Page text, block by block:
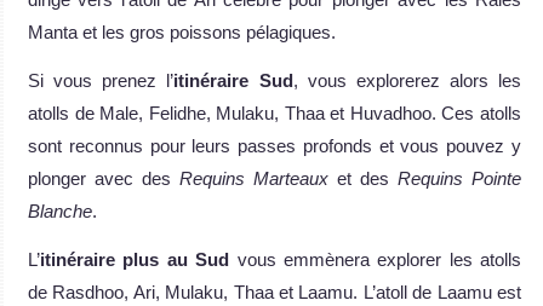
Manta et les gros poissons pélagiques.
Si vous prenez l’itinéraire Sud, vous explorerez alors les
atolls de Male, Felidhe, Mulaku, Thaa et Huvadhoo. Ces atolls
sont reconnus pour leurs passes profonds et vous pouvez y
plonger avec des Requins Marteaux et des Requins Pointe
Blanche.
L’itinéraire plus au Sud vous emmènera explorer les atolls
de Rasdhoo, Ari, Mulaku, Thaa et Laamu. L’atoll de Laamu est